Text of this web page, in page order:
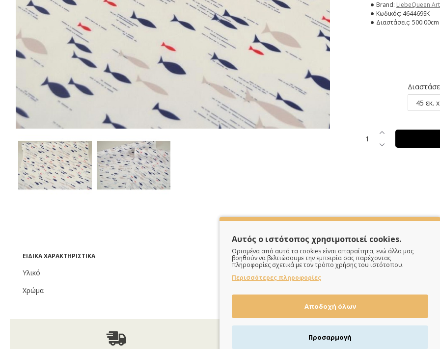
Brand: LiebeQueen
Κωδικός: 464469SK
Διαστάσεις:
ΕΙΔΙΚΆ ΧΑΡΑΚΤΗΡΙΣΤΙΚΆ
Υλικό
Μικροφίμπρα
Χρώμα
Αυτός ο ιστότοπος χρησιμοποιεί cookies.
Ορισμένα από αυτά τα cookies είναι απαραίτητα, ενώ άλλα μας
βοηθούν να βελτιώσουμε την εμπειρία σας παρέχοντας
πληροφορίες σχετικά με τον τρόπο χρήσης του ιστότοπου.
Περισσότερες πληροφορίες
Αποδοχή όλων
Προσαρμογή